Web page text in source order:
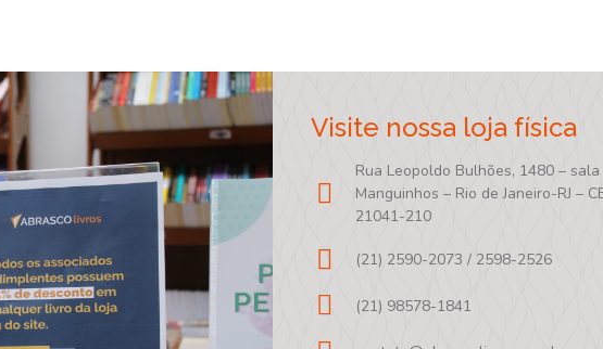
Visite nossa loja física
Rua Leopoldo Bulhões, 1480 – sala
Manguinhos – Rio de Janeiro-RJ –
21041-210
(21) 2590-2073 / 2598-2526
(21) 98578-1841